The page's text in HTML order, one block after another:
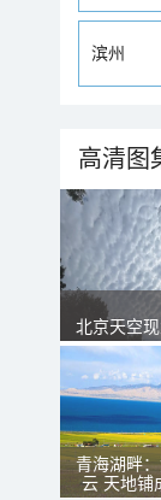
滨州
高清图
北京天空
青海湖畔
云 天地铺